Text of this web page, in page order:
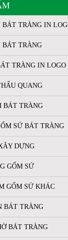
BÁT TRÀNG IN
BÁT TRÀNG
TRÀNG IN LOGO
QUANG
BÁT TRÀNG
SỨ BÁT TRÀNG
DỰNG
GỐM SỨ
GỐM SỨ KHÁC
BÁT TRÀNG
BÁT TRÀNG